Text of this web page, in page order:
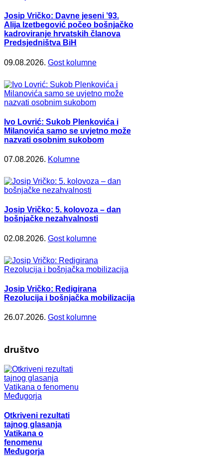
Josip Vričko: Davne jeseni ’93.
Alija Izetbegović počeo bošnjačko
kadroviranje hrvatskih članova
Predsjedništva BiH
09.08.2026. Gost kolumne
Ivo Lovrić: Sukob Plenkovića i
Milanovića samo se uvjetno može
nazvati osobnim sukobom
07.08.2026. Kolumne
Josip Vričko: 5. kolovoza – dan
bošnjačke nezahvalnosti
02.08.2026. Gost kolumne
Josip Vričko: Redigirana
Rezolucija i bošnjačka mobilizacija
26.07.2026. Gost kolumne
društvo
Otkriveni rezultati
tajnog glasanja
Vatikana o
fenomenu
Međugorja